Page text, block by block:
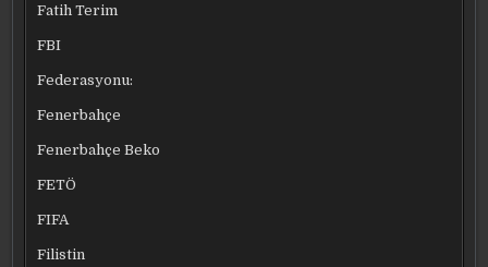
Fatih Terim
FBI
Federasyonu:
Fenerbahçe
Fenerbahçe Beko
FETÖ
FIFA
Filistin